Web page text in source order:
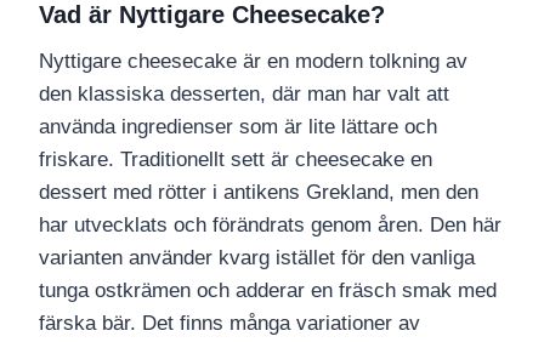
Vad är Nyttigare Cheesecake?
Nyttigare cheesecake är en modern tolkning av
den klassiska desserten, där man har valt att
använda ingredienser som är lite lättare och
friskare. Traditionellt sett är cheesecake en
dessert med rötter i antikens Grekland, men den
har utvecklats och förändrats genom åren. Den här
varianten använder kvarg istället för den vanliga
tunga ostkrämen och adderar en fräsch smak med
färska bär. Det finns många variationer av